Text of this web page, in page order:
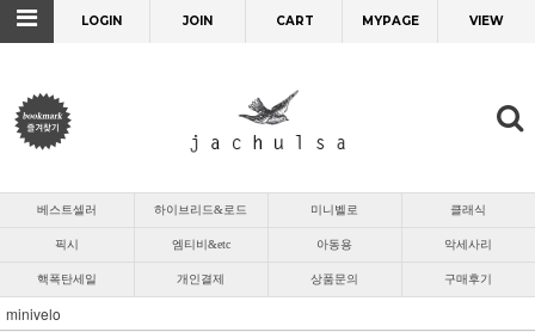
LOGIN JOIN CART MYPAGE VIEW
베스트셀러 하이브리드&로드 미니벨로 클래식
픽시 엠티비&etc 아동용 악세사리
핵폭탄세일 개인결제 상품문의 구매후기
minivelo